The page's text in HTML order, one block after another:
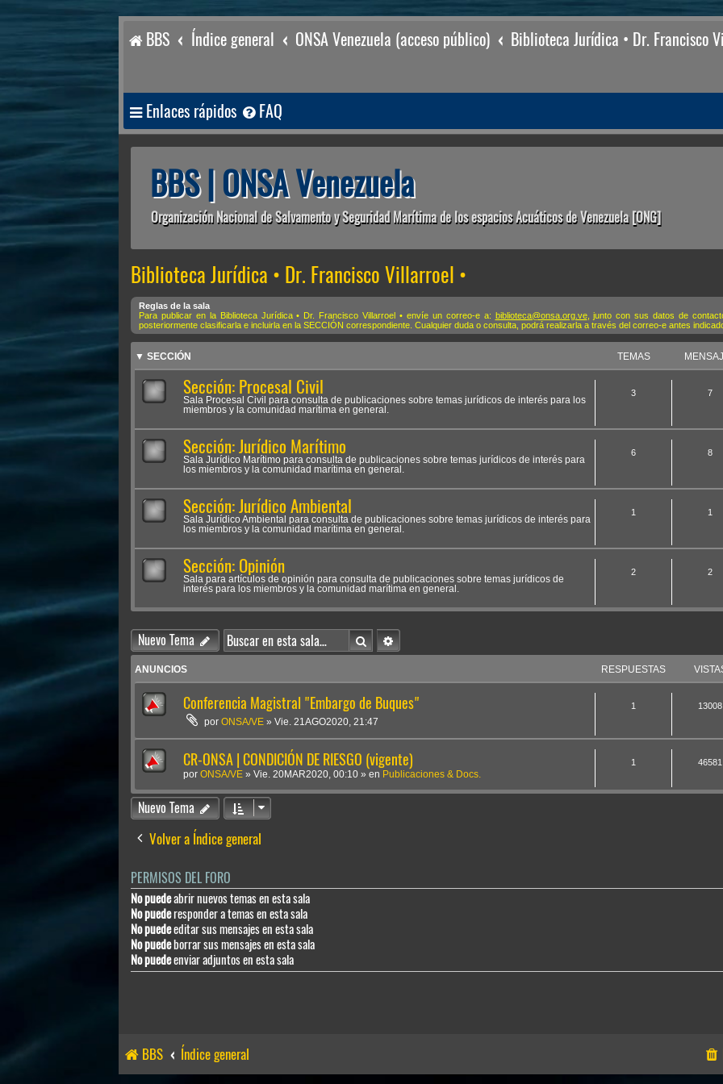
BBS Índice general ONSA Venezuela (acceso público) Biblioteca Jurídica • Dr. Francisco
Enlaces rápidos FAQ
BBS | ONSA Venezuela
Organización Nacional de Salvamento y Seguridad Marítima de los espacios Acuáticos de Venezuela [ONG]
Biblioteca Jurídica • Dr. Francisco Villarroel •
Reglas de la sala
Para publicar en la Biblioteca Jurídica • Dr. Francisco Villarroel • envíe un correo-e a: biblioteca@onsa.org.ve, junto con sus datos de
posteriormente clasificarla e incluirla en la SECCIÓN correspondiente. Cualquier duda o consulta, podrá realizarla a través del correo-e antes
▼ SECCIÓN TEMAS
Sección: Procesal Civil
Sala Procesal Civil para consulta de publicaciones sobre temas jurídicos de interés para los
miembros y la comunidad marítima en general.
3 7
Sección: Jurídico Marítimo
Sala Jurídico Marítimo para consulta de publicaciones sobre temas jurídicos de interés para
los miembros y la comunidad marítima en general.
6 8
Sección: Jurídico Ambiental
Sala Jurídico Ambiental para consulta de publicaciones sobre temas jurídicos de interés para
los miembros y la comunidad marítima en general.
1 1
Sección: Opinión
Sala para artículos de opinión para consulta de publicaciones sobre temas jurídicos de
interés para los miembros y la comunidad marítima en general.
2 2
Nuevo Tema BuscarBúsqueda avanzada
ANUNCIOS RESPUESTAS
Conferencia Magistral "Embargo de Buques"
porONSA/VE »Vie. 21AGO2020, 21:47
1 13008
CR-ONSA | CONDICIÓN DE RIESGO (vigente)
por ONSA/VE » Vie. 20MAR2020, 00:10 » en Publicaciones & Docs.
1 46581
Nuevo Tema
Volver a Índice general
PERMISOS DEL FORO
No puedeabrir nuevos temas en esta sala
No puederesponder a temas en esta sala
No puedeeditar sus mensajes en esta sala
No puedeborrar sus mensajes en esta sala
No puedeenviar adjuntos en esta sala
BBS Índice general